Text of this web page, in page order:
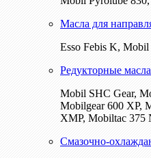
Масла для
Esso Febis K,
Редукторные
Mobil SHC Gear,
Mobilgear 600 XP,
XМP, Mobiltac 375
Смазочно-